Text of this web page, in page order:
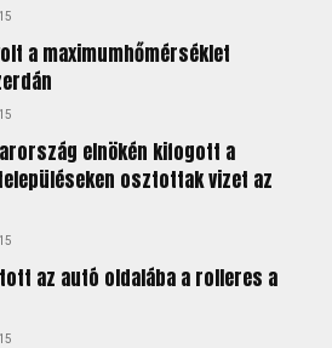
a maximumhőmérséklet
elnökén kifogott a
osztottak vizet az
az autó oldalába a rolleres a